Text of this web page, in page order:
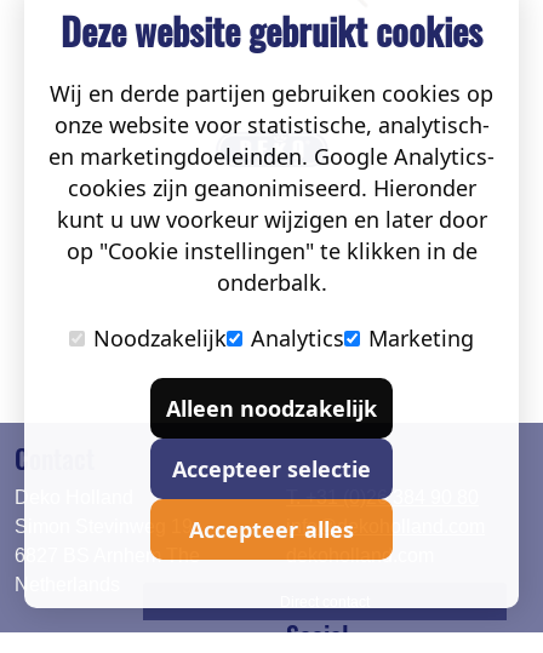
Contact
Deko Holland
Simon Stevinweg 19
6827 BS Arnhem The
Netherlands
T. +31 (0)26 384 90 80
info@dekoholland.com
dekoholland.com
Social
Deze website gebruikt cookies
Wij en derde partijen gebruiken cookies op
onze website voor statistische, analytisch-
en marketingdoeleinden. Google Analytics-
cookies zijn geanonimiseerd. Hieronder
kunt u uw voorkeur wijzigen en later door
op "Cookie instellingen" te klikken in de
onderbalk.
Noodzakelijk
Analytics Marketing
Alleen noodzakelijk
Accepteer selectie
Accepteer alles